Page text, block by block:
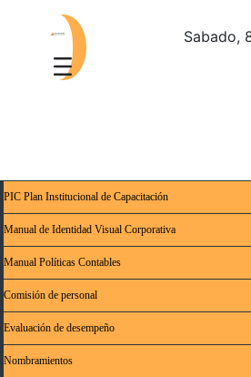
Sabado,
PIC Plan Institucional de Capacitación
Manual de Identidad Visual Corporativa
Manual Políticas Contables
Comisión de personal
Evaluación de desempeño
Nombramientos